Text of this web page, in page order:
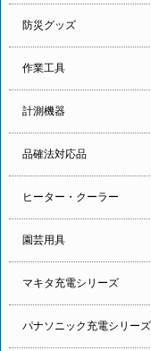
防災グッズ
作業工具
計測機器
品確法対応品
ヒーター・クーラー
園芸用具
マキタ充電シリーズ
パナソニック充電シリーズ